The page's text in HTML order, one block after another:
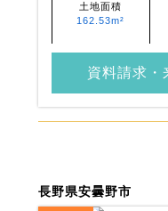
土地面積
162.53m²
資料請求・
長野県安曇野市